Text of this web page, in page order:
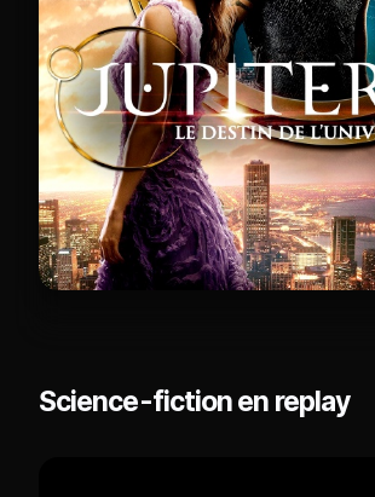
Science-fiction en replay